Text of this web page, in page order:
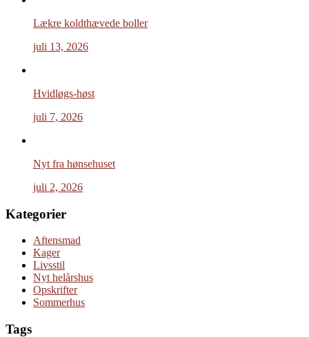
Lækre koldthævede boller
juli 13, 2026
Hvidløgs-høst
juli 7, 2026
Nyt fra hønsehuset
juli 2, 2026
Kategorier
Aftensmad
Kager
Livsstil
Nyt helårshus
Opskrifter
Sommerhus
Tags